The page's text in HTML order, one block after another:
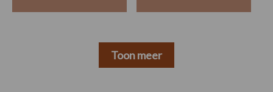
Toon meer